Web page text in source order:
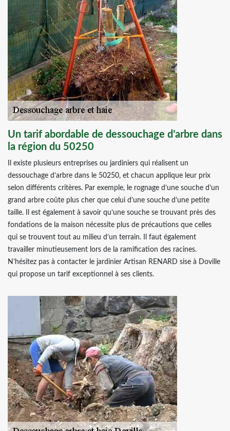
Un tarif abordable de dessouchage d’arbre dans
la région du 50250
Il existe plusieurs entreprises ou jardiniers qui réalisent un
dessouchage d’arbre dans le 50250, et chacun applique leur prix
selon différents critères. Par exemple, le rognage d’une souche d’un
grand arbre coûte plus cher que celui d’une souche d’une petite
taille. Il est également à savoir qu’une souche se trouvant près des
fondations de la maison nécessite plus de précautions que celles
qui se trouvent tout au milieu d’un terrain. Il faut également
travailler minutieusement lors de la ramification des racines.
N’hésitez pas à contacter le jardinier Artisan RENARD sise à Doville
qui propose un tarif exceptionnel à ses clients.